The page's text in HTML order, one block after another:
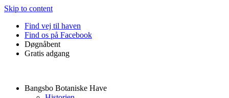
Skip to content
Find vej til haven
Find os på Facebook
Døgnåbent
Gratis adgang
Bangsbo Botaniske Have